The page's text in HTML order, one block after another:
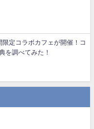
定コラボカフェが開催！コ
を調べてみた！